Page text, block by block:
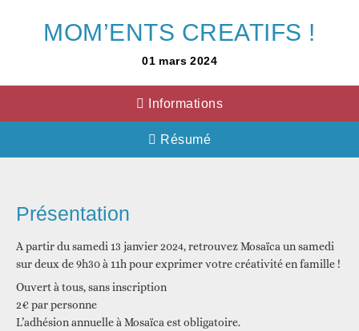
MOM’ENTS CREATIFS !
01 mars 2024
Informations
Résumé
Présentation
A partir du samedi 13 janvier 2024, retrouvez Mosaïca un samedi
sur deux de 9h30 à 11h pour exprimer votre créativité en famille !
Ouvert à tous, sans inscription
2€ par personne
L’adhésion annuelle à Mosaïca est obligatoire.